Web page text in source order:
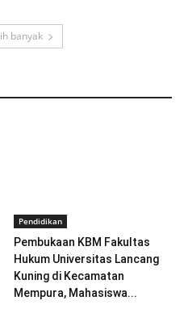
banyak
Pendidikan
Pembukaan KBM Fakultas
Hukum Universitas Lancang
Kuning di Kecamatan
Mempura, Mahasiswa...